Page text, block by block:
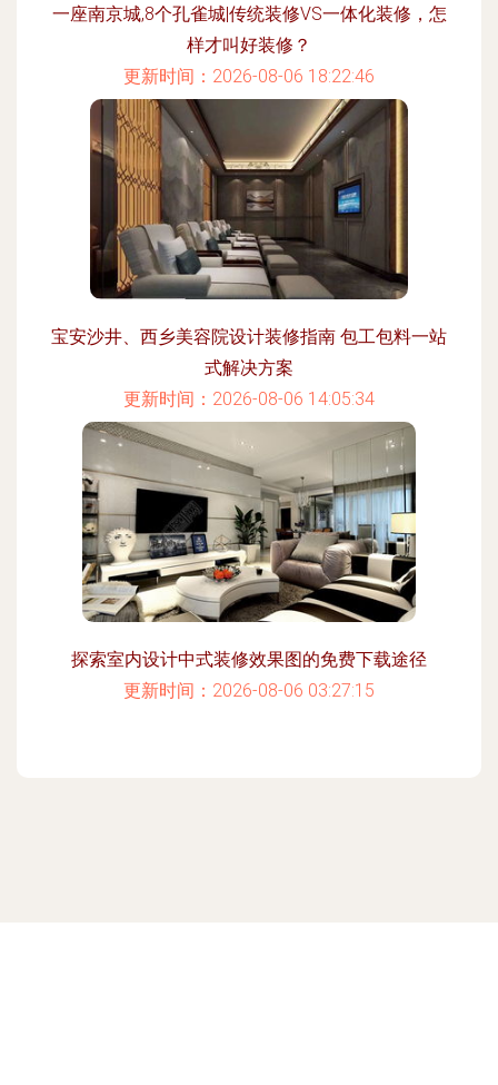
一座南京城,8个孔雀城|传统装修VS一体化装修，怎
样才叫好装修？
更新时间：2026-08-06 18:22:46
宝安沙井、西乡美容院设计装修指南 包工包料一站
式解决方案
更新时间：2026-08-06 14:05:34
探索室内设计中式装修效果图的免费下载途径
更新时间：2026-08-06 03:27:15